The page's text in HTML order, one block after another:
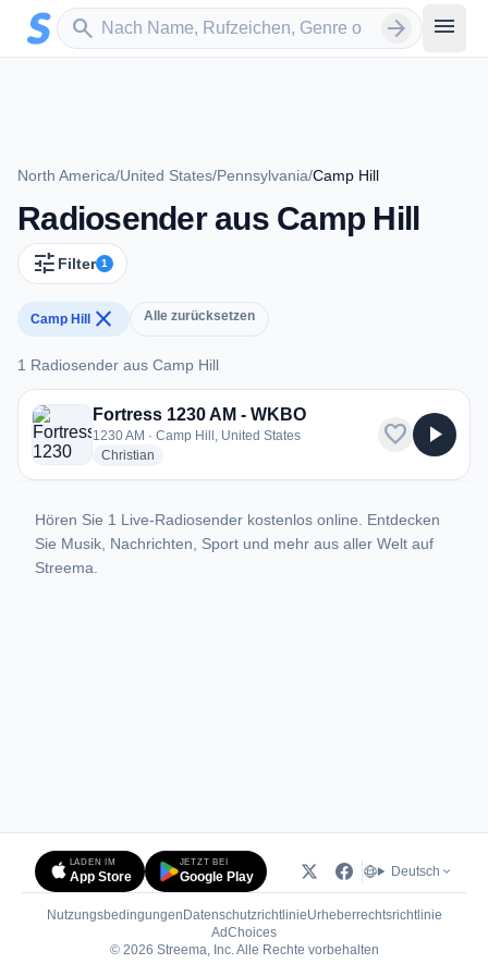
Zum Hauptinhalt springen
search
Sender suchen arrow_forward menu
North America/United States/Pennsylvania/Camp Hill
Radiosender aus Camp Hill
tune Filter 1
Camp Hill close Alle zurücksetzen
1 Radiosender aus Camp Hill
1 Radiosender aus Camp Hill
Fortress 1230 AM - WKBO
1230 AM · Camp Hill, United States
Christian
favorite play_arrow
Hören Sie 1 Live-Radiosender kostenlos online. Entdecken
Sie Musik, Nachrichten, Sport und mehr aus aller Welt auf
Streema.
LADEN IM
App Store
JETZT BEI
Google Play Deutsch
Nutzungsbedingungen DatenschutzrichtlinieUrheberrechtsrichtlinie
AdChoices(öffnet in neuem Tab)
© 2026 Streema, Inc. Alle Rechte vorbehalten